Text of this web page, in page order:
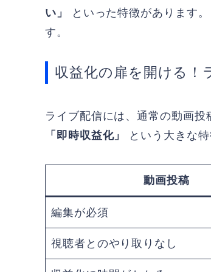
い」
といった特徴があります
す。
収益化の扉を開ける！
ライブ配信には、通常の動画投
「即時収益化」
という大きな
動画投稿
編集が必須
視聴者とのやり取りなし